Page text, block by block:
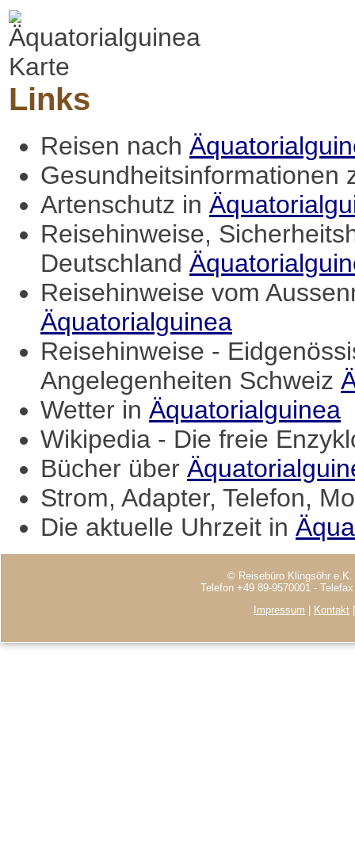
Links
Reisen nach
Gesundheitsinformationen
Artenschutz in
Reisehinweise,
Deutschland
Reisehinweise vom
Äquatorialguinea
Reisehinweise -
Angelegenheiten Schweiz
Wetter in Äquatorialguinea
Wikipedia - Die freie
Bücher über
Strom, Adapter, Telefon,
Die aktuelle Uhrzeit in
© Reisebüro Klingsöhr
Telefon +49 89-9570001 -
Impressum
Kontakt